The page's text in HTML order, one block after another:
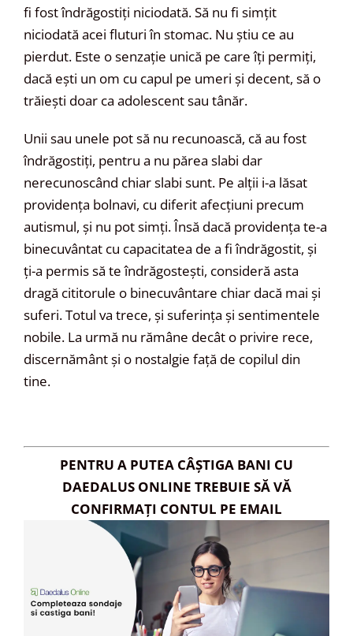
fi fost îndrăgostiți niciodată. Să nu fi simțit
niciodată acei fluturi în stomac. Nu știu ce au
pierdut. Este o senzație unică pe care îți permiți,
dacă ești un om cu capul pe umeri și decent, să o
trăiești doar ca adolescent sau tânăr.
Unii sau unele pot să nu recunoască, că au fost
îndrăgostiți, pentru a nu părea slabi dar
nerecunoscând chiar slabi sunt. Pe alții i-a lăsat
providența bolnavi, cu diferit afecțiuni precum
autismul, și nu pot simți. Însă dacă providența te-a
binecuvântat cu capacitatea de a fi îndrăgostit, și
ți-a permis să te îndrăgostești, consideră asta
dragă cititorule o binecuvântare chiar dacă mai și
suferi. Totul va trece, și suferința și sentimentele
nobile. La urmă nu rămâne decât o privire rece,
discernământ și o nostalgie față de copilul din
tine.
PENTRU A PUTEA CÂȘTIGA BANI CU
DAEDALUS ONLINE TREBUIE SĂ VĂ
CONFIRMAȚI CONTUL PE EMAIL